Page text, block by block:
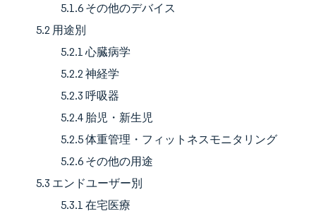
5.1.6 その他のデバイス
5.2 用途別
5.2.1 心臓病学
5.2.2 神経学
5.2.3 呼吸器
5.2.4 胎児・新生児
5.2.5 体重管理・フィットネスモニタリング
5.2.6 その他の用途
5.3 エンドユーザー別
5.3.1 在宅医療